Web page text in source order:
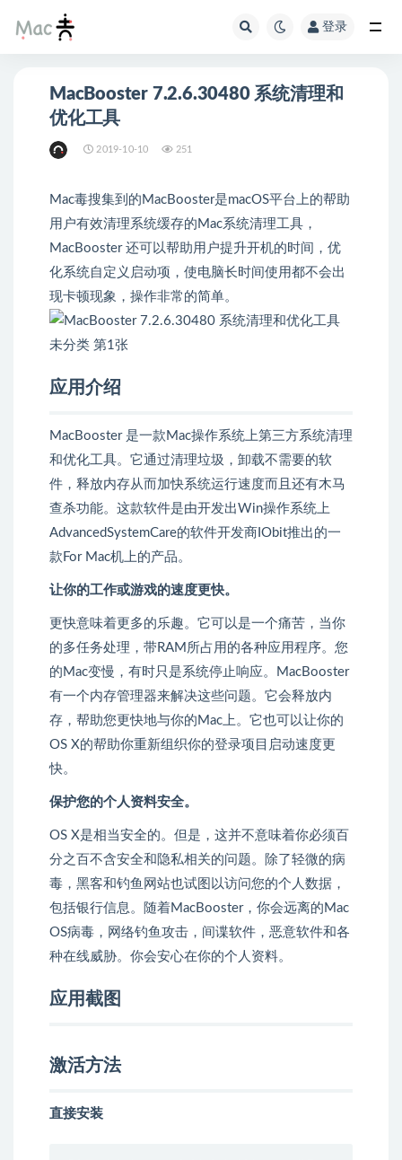
登录
MacBooster 7.2.6.30480 系统清理和
优化工具
2019-10-10 251
Mac毒搜集到的MacBooster是macOS平台上的帮助
用户有效清理系统缓存的Mac系统清理工具，
MacBooster 还可以帮助用户提升开机的时间，优
化系统自定义启动项，使电脑长时间使用都不会出
现卡顿现象，操作非常的简单。
应用介绍
MacBooster 是一款Mac操作系统上第三方系统清理
和优化工具。它通过清理垃圾，卸载不需要的软
件，释放内存从而加快系统运行速度而且还有木马
查杀功能。这款软件是由开发出Win操作系统上
AdvancedSystemCare的软件开发商IObit推出的一
款For Mac机上的产品。
让你的工作或游戏的速度更快。
更快意味着更多的乐趣。它可以是一个痛苦，当你
的多任务处理，带RAM所占用的各种应用程序。您
的Mac变慢，有时只是系统停止响应。MacBooster
有一个内存管理器来解决这些问题。它会释放内
存，帮助您更快地与你的Mac上。它也可以让你的
OS X的帮助你重新组织你的登录项目启动速度更
快。
保护您的个人资料安全。
OS X是相当安全的。但是，这并不意味着你必须百
分之百不含安全和隐私相关的问题。除了轻微的病
毒，黑客和钓鱼网站也试图以访问您的个人数据，
包括银行信息。随着MacBooster，你会远离的Mac
OS病毒，网络钓鱼攻击，间谍软件，恶意软件和各
种在线威胁。你会安心在你的个人资料。
应用截图
激活方法
直接安装